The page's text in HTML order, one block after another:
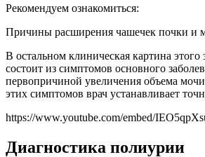
Рекомендуем ознакомиться:
Причины расширения чашечек почки и
В остальном клиническая картина этого
состоит из симптомов основного
первопричиной увеличения объема
этих симптомов врач устанавливает
https://www.youtube.com/embed/
Диагностика полиурии